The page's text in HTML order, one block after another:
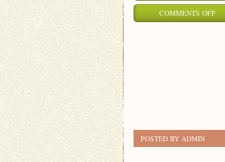
COMMENTS OFFON
POSTED BY ADMIN